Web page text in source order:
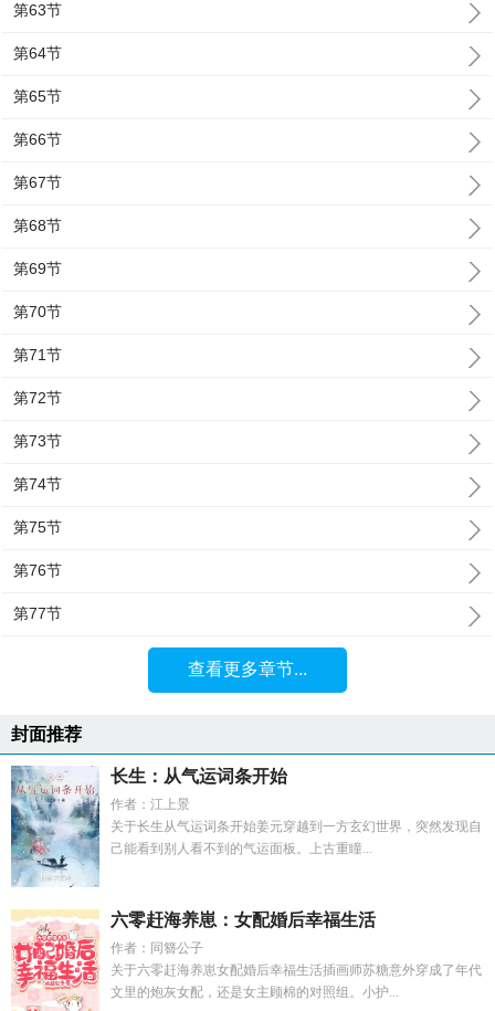
第63节
第64节
第65节
第66节
第67节
第68节
第69节
第70节
第71节
第72节
第73节
第74节
第75节
第76节
第77节
查看更多章节...
封面推荐
长生：从气运词条开始
作者：江上景
关于长生从气运词条开始姜元穿越到一方玄幻世界，突然发现自
己能看到别人看不到的气运面板。上古重瞳...
六零赶海养崽：女配婚后幸福生活
作者：同簪公子
关于六零赶海养崽女配婚后幸福生活插画师苏糖意外穿成了年代
文里的炮灰女配，还是女主顾棉的对照组。小护...